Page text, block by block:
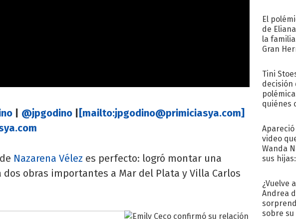
@jpgodino [mailto:jpgodino@primiciasya.com]
Nazarena Vélez es perfecto: logró montar una
dos obras importantes a Mar del Plata y Villa Carlos
El
de
la
Gran
Tini
decisión
quiénes
video
Wanda
sus
¿Vuelve
Andrea
sobre